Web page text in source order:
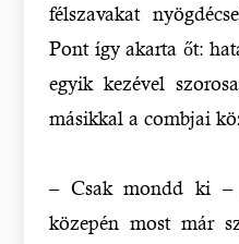
félszavakat
Pont így akarta őt:
egyik kezével
másikkal a combjai
– Csak mondd ki –
közepén most már